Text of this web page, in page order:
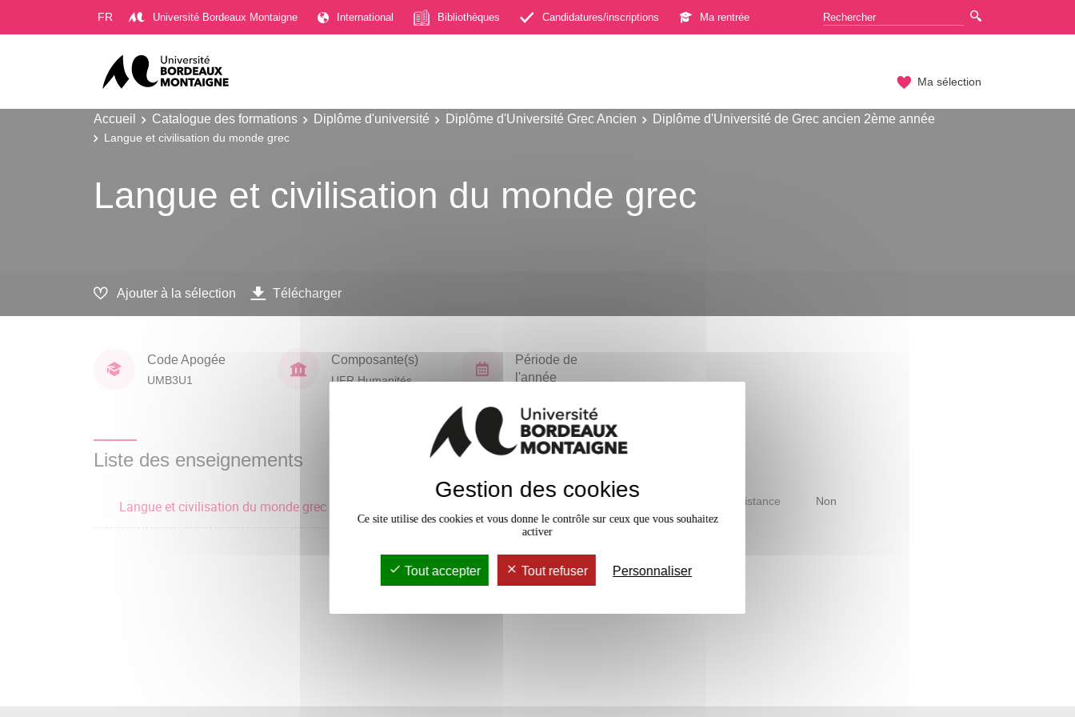
FR Université Bordeaux Montaigne International Bibliothèques Candidatures/inscriptions Ma rentrée
Ma sélection
Accueil Catalogue des formations Diplôme d'université Diplôme d'Université Grec Ancien Diplôme d'Université de Grec ancien 2ème année
Langue et civilisation du monde grec
Langue et civilisation du monde grec
Ajouter à la sélection Télécharger
Code Apogée
UMB3U1
Composante(s)
UFR Humanités
Période de
l'année
Liste des enseignements
Langue et civilisation du monde grec 1 Accessible à distance Non
Gestion des cookies
Ce site utilise des cookies et vous donne le contrôle sur ceux que vous souhaitez
activer
Tout accepter Tout refuser Personnaliser